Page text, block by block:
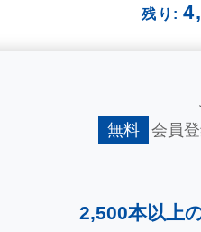
残り:
無料
会員登
2,500本以上